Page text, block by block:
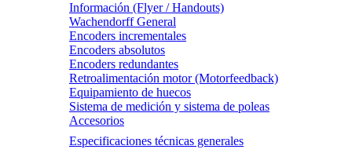
Información (Flyer / Handouts)
Wachendorff General
Encoders incrementales
Encoders absolutos
Encoders redundantes
Retroalimentación motor (Motorfeedback)
Equipamiento de huecos
Sistema de medición y sistema de poleas
Accesorios
Especificaciones técnicas generales